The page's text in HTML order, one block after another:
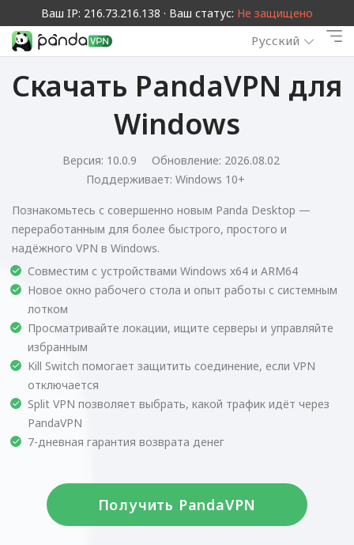
Ваш IP: 216.73.216.138 · Ваш статус: Не защищено
Русский
Скачать PandaVPN для
Windows
Версия: 10.0.9
Обновление: 2026.08.02
Поддерживает: Windows 10+
Познакомьтесь с совершенно новым Panda Desktop —
переработанным для более быстрого, простого и
надёжного VPN в Windows.
Совместим с устройствами Windows x64 и ARM64
Новое окно рабочего стола и опыт работы с системным
лотком
Просматривайте локации, ищите серверы и управляйте
избранным
Kill Switch помогает защитить соединение, если VPN
отключается
Split VPN позволяет выбрать, какой трафик идёт через
PandaVPN
7-дневная гарантия возврата денег
Получить PandaVPN